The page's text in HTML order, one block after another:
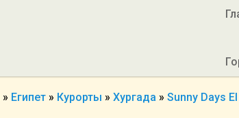
» Египет » Курорты » Хургада » Sunny Days